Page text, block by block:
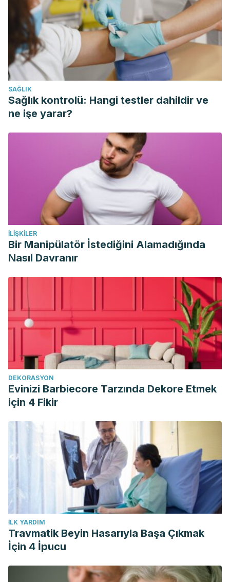
Otero Regino, W., González, A., & Gomez Zuleta, M.
(2009). Prevalencia de diferentes tipos de colitis en
personas adultas mayores.Rev Col Gastroenterol
Pérez Lázaro del Valle, Macías Abraham Consuelo, Torres
Leyva Isabel, Socarrás Ferrer Bertha B, Marsán Suárez
Vianed, Sánchez Segura Miriam. Effect in vitro of Spirulina
on the immune response. Rev Cubana Hematol Inmunol
Hemoter [Internet]. 2002 Ago; 18( 2 ). Disponible en:
http://scielo.sld.cu/scielo.php?
script=sci_arttext&pid=S0864-
02892002000200006&lng=es
SAĞLIK
Sağlık kontrolü: Hangi testler dahildir ve
ne işe yarar?
İLIŞKILER
Bir Manipülatör İstediğini Alamadığında
Nasıl Davranır
DEKORASYON
Evinizi Barbiecore Tarzında Dekore Etmek
için 4 Fikir
İLK YARDIM
Travmatik Beyin Hasarıyla Başa Çıkmak
İçin 4 İpucu